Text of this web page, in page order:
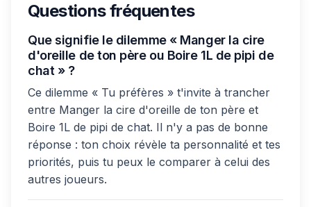
Questions fréquentes
Que signifie le dilemme « Manger la cire
d'oreille de ton père ou Boire 1L de pipi de
chat » ?
Ce dilemme « Tu préfères » t'invite à trancher
entre Manger la cire d'oreille de ton père et
Boire 1L de pipi de chat. Il n'y a pas de bonne
réponse : ton choix révèle ta personnalité et tes
priorités, puis tu peux le comparer à celui des
autres joueurs.